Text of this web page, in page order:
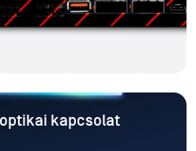
kapcsolat